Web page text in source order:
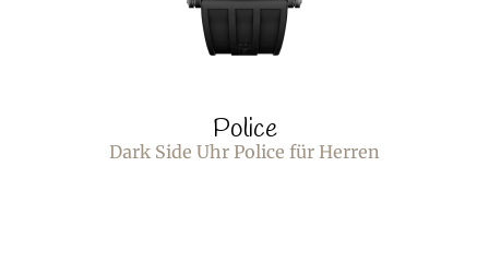
Police
Dark Side Uhr Police für Herren